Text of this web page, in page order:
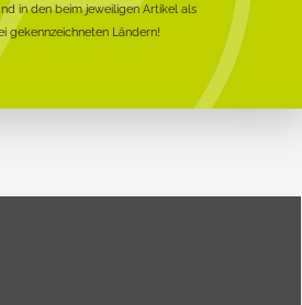
in den beim jeweiligen Artikel als
gekennzeichneten Ländern!